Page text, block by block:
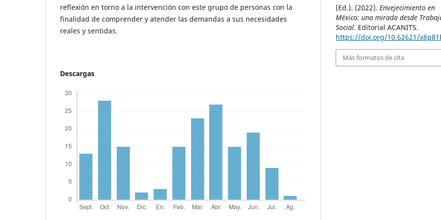
reflexión en torno a la intervención con este grupo de personas con la
finalidad de comprender y atender las demandas a sus necesidades
reales y sentidas.
Descargas
(Ed.). (2022). Envejecimiento en
México; una mirada desde
Social. Editorial ACANITS.
https://doi.org/10.62621/
Más formatos de cita